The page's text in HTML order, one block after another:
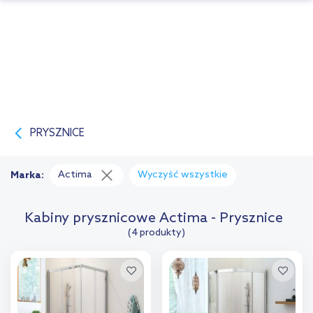
PRYSZNICE
Kabiny prysznicowe Actima - Prysznice
(4 produkty)
Marka: Actima Wyczyść wszystkie